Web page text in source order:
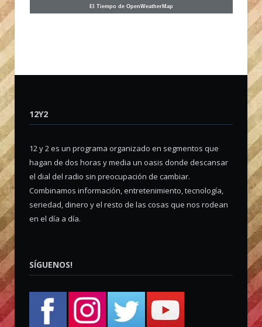
El Tiempo de OpenWeatherMap
12Y2
12 y 2 es un programa organizado en segmentos que
hagan de dos horas y media un oasis donde descansar
el dial del radio sin preocupación de cambiar.
Combinamos información, entretenimiento, tecnología,
seriedad, dinero y el resto de las cosas que nos rodean
en el día a día.
SÍGUENOS!